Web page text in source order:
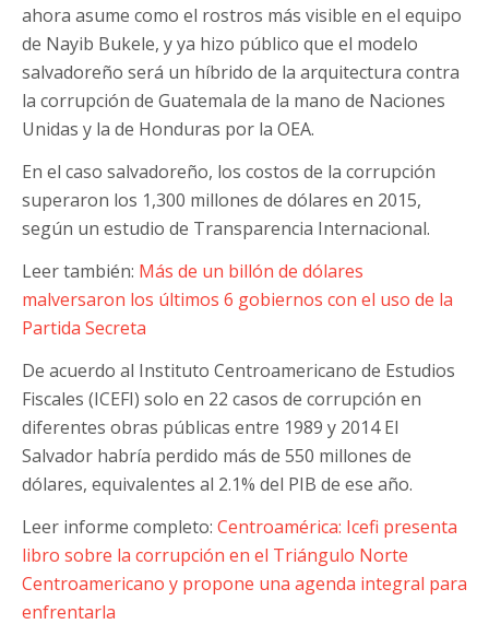
ahora asume como el rostros más visible en el equipo
de Nayib Bukele, y ya hizo público que el modelo
salvadoreño será un híbrido de la arquitectura contra
la corrupción de Guatemala de la mano de Naciones
Unidas y la de Honduras por la OEA.
En el caso salvadoreño, los costos de la corrupción
superaron los 1,300 millones de dólares en 2015,
según un estudio de Transparencia Internacional.
Leer también: Más de un billón de dólares
malversaron los últimos 6 gobiernos con el uso de la
Partida Secreta
De acuerdo al Instituto Centroamericano de Estudios
Fiscales (ICEFI) solo en 22 casos de corrupción en
diferentes obras públicas entre 1989 y 2014 El
Salvador habría perdido más de 550 millones de
dólares, equivalentes al 2.1% del PIB de ese año.
Leer informe completo: Centroamérica: Icefi presenta
libro sobre la corrupción en el Triángulo Norte
Centroamericano y propone una agenda integral para
enfrentarla